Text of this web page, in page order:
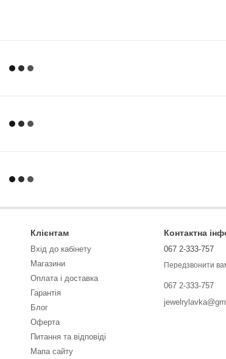
Клієнтам
Вхід до кабінету
Магазини
Оплата і доставка
Гарантія
Блог
Оферта
Питання та відповіді
Мапа сайту
Контактна
067 2-333-757
Передзвонити
067 2-333-757